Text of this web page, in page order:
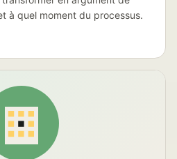
à quel moment du processus.